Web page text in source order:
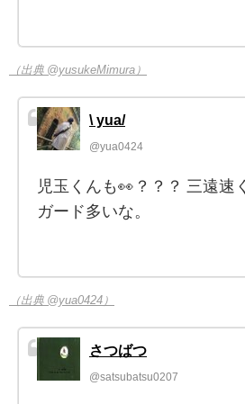
（出典 @yusukeMimura）
\ yua/
@yua0424
児玉くんも👀？？？ 三遠速
ガード多いな。
（出典 @yua0424）
さつばつ
@satsubatsu0207